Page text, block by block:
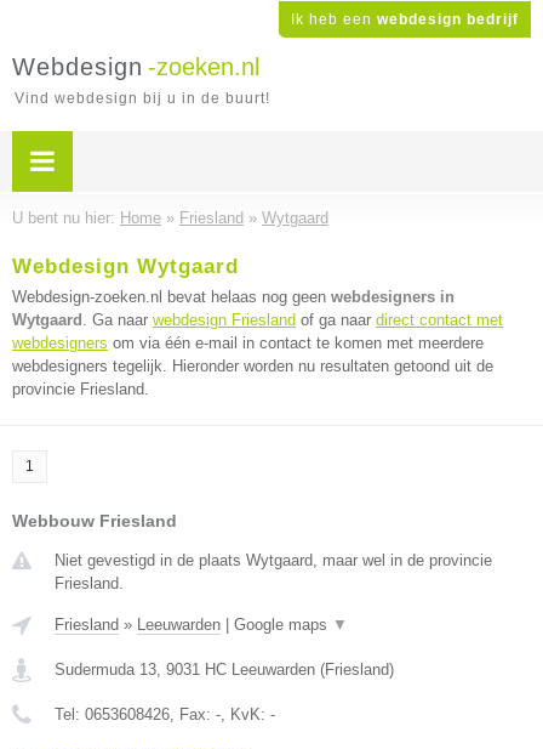
Ik heb een webdesign bedrijf
Webdesign -zoeken.nl
Vind webdesign bij u in de buurt!
U bent nu hier: Home » Friesland » Wytgaard
Webdesign Wytgaard
Webdesign-zoeken.nl bevat helaas nog geen webdesigners in
Wytgaard . Ga naar webdesign Friesland of ga naar direct contact met
webdesigners om via één e-mail in contact te komen met meerdere
webdesigners tegelijk. Hieronder worden nu resultaten getoond uit de
provincie Friesland.
1
Webbouw Friesland
Niet gevestigd in de plaats Wytgaard, maar wel in de provincie
Friesland.
Friesland » Leeuwarden Google maps ▼
Sudermuda 13, 9031 HC Leeuwarden (Friesland)
Tel: 0653608426, Fax: -, KvK: -